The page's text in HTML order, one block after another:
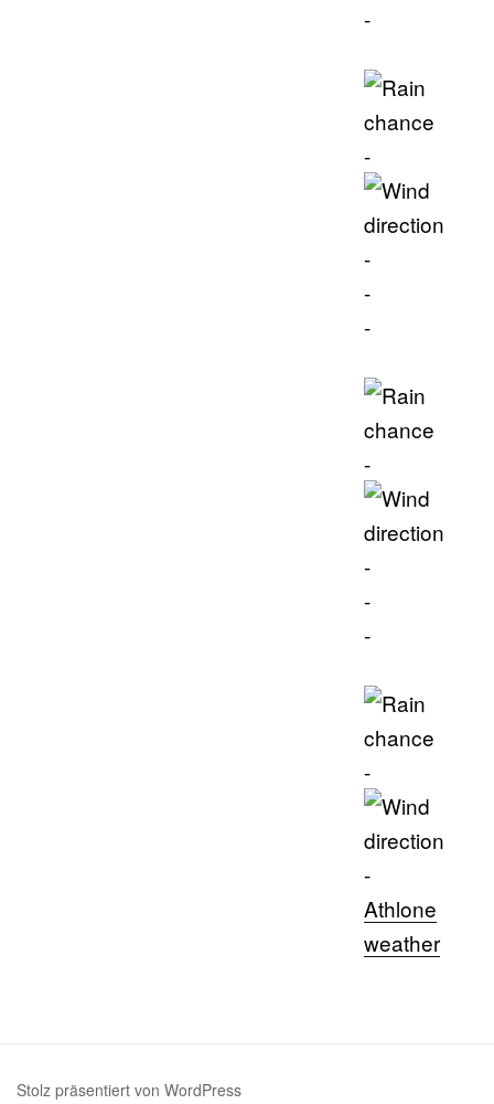
-
-
-
-
-
-
-
-
-
-
-
Athlone
weather
Stolz präsentiert von WordPress